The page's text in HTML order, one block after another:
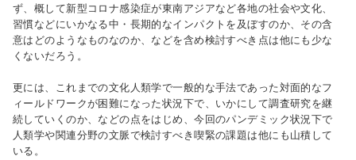
ず、概して新型コロナ感染症が東南アジアなど各地の社会や文化、
習慣などにいかなる中・長期的なインパクトを及ぼすのか、その含
意はどのようなものなのか、などを含め検討すべき点は他にも少な
くないだろう。
更には、これまでの文化人類学で一般的な手法であった対面的なフ
ィールドワークが困難になった状況下で、いかにして調査研究を継
続していくのか、などの点をはじめ、今回のパンデミック状況下で
人類学や関連分野の文脈で検討すべき喫緊の課題は他にも山積して
いる。